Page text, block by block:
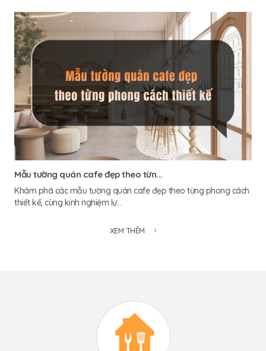
Mẫu tường quán cafe đẹp theo từn...
Khám phá các mẫu tường quán cafe đẹp theo từng phong cách
thiết kế, cùng kinh nghiệm lự...
XEM THÊM